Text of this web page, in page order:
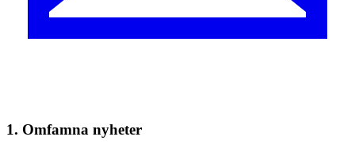
1. Omfamna nyheter